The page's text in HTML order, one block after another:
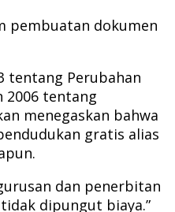
pembuatan dokumen
tentang Perubahan
2006 tentang
menegaskan bahwa
gratis alias
dan penerbitan
dipungut biaya.”